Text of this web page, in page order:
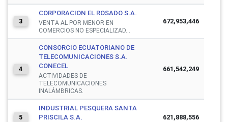
3
CORPORACION EL ROSADO S.A.
VENTA AL POR MENOR EN
COMERCIOS NO ESPECIALIZAD...
672,953,446
4
CONSORCIO ECUATORIANO DE
TELECOMUNICACIONES S.A.
CONECEL
ACTIVIDADES DE
TELECOMUNICACIONES
INALÁMBRICAS.
661,542,249
5
INDUSTRIAL PESQUERA SANTA
PRISCILA S.A.
621,888,556